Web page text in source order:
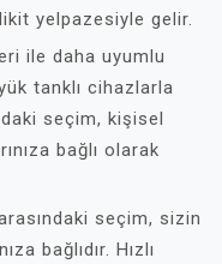
yelpazesiyle gelir.
ile daha uyumlu
tanklı cihazlarla
seçim, kişisel
bağlı olarak
seçim, sizin
bağlıdır. Hızlı